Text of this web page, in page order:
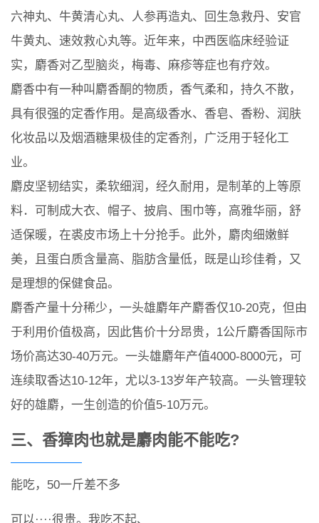
六神丸、牛黄清心丸、人参再造丸、回生急救丹、安官
牛黄丸、速效救心丸等。近年来，中西医临床经验证
实，麝香对乙型脑炎，梅毒、麻疹等症也有疗效。
麝香中有一种叫麝香酮的物质，香气柔和，持久不散，
具有很强的定香作用。是高级香水、香皂、香粉、润肤
化妆品以及烟酒糖果极佳的定香剂，广泛用于轻化工
业。
麝皮坚韧结实，柔软细润，经久耐用，是制革的上等原
料．可制成大衣、帽子、披肩、围巾等，高雅华丽，舒
适保暖，在裘皮市场上十分抢手。此外，麝肉细嫩鲜
美，且蛋白质含量高、脂肪含量低，既是山珍佳肴，又
是理想的保健食品。
麝香产量十分稀少，一头雄麝年产麝香仅10-20克，但由
于利用价值极高，因此售价十分昂贵，1公斤麝香国际市
场价高达30-40万元。一头雄麝年产值4000-8000元，可
连续取香达10-12年，尤以3-13岁年产较高。一头管理较
好的雄麝，一生创造的价值5-10万元。
三、香獐肉也就是麝肉能不能吃?
能吃，50一斤差不多
可以····很贵。我吃不起、